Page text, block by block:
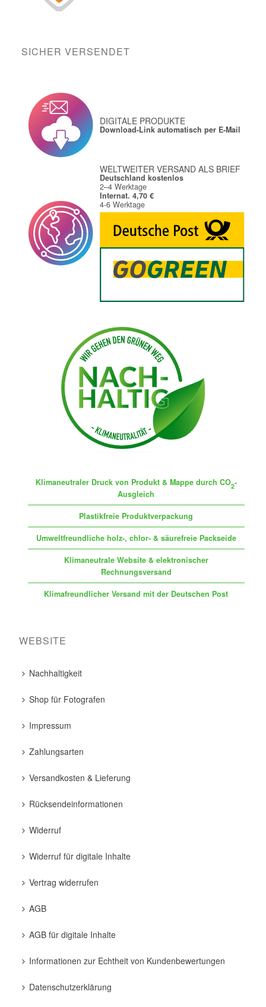
SICHER VERSENDET
DIGITALE PRODUKTE
Download-Link automatisch per E-Mail
WELTWEITER VERSAND ALS BRIEF
Deutschland kostenlos
2–4 Werktage
Internat. 4,70 €
4-6 Werktage
Klimaneutraler Druck von Produkt & Mappe durch CO2-
Ausgleich
Plastikfreie Produktverpackung
Umweltfreundliche holz-, chlor- & säurefreie Packseide
Klimaneutrale Website & elektronischer
Rechnungsversand
Klimafreundlicher Versand mit der Deutschen Post
WEBSITE
Nachhaltigkeit
Shop für Fotografen
Impressum
Zahlungsarten
Versandkosten & Lieferung
Rücksendeinformationen
Widerruf
Widerruf für digitale Inhalte
Vertrag widerrufen
AGB
AGB für digitale Inhalte
Informationen zur Echtheit von Kundenbewertungen
Datenschutzerklärung